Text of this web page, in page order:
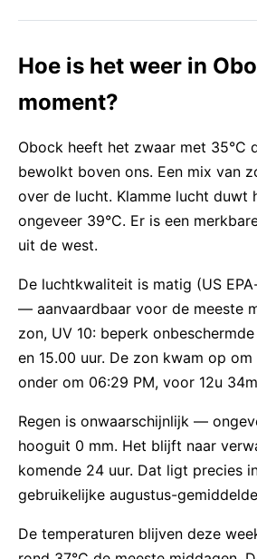
Hoe is het weer in
moment?
Obock heeft het zwaar met 35°C
bewolkt boven ons. Een mix van
over de lucht. Klamme lucht duwt
ongeveer 39°C. Er is een
uit de west.
De luchtkwaliteit is matig (US
— aanvaardbaar voor de meeste
zon, UV 10: beperk
en 15.00 uur. De zon kwam op
onder om 06:29 PM, voor 12u
Regen is onwaarschijnlijk —
hooguit 0 mm. Het blijft naar
komende 24 uur. Dat ligt precies
gebruikelijke augustus-
De temperaturen blijven deze